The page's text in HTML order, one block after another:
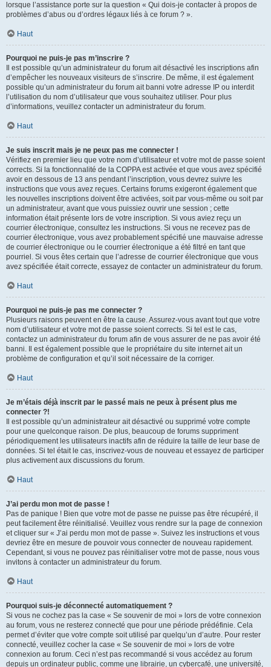
lorsque l’assistance porte sur la question « Qui dois-je contacter à propos de
problèmes d’abus ou d’ordres légaux liés à ce forum ? ».
Haut
Pourquoi ne puis-je pas m’inscrire ?
Il est possible qu’un administrateur du forum ait désactivé les inscriptions afin
d’empêcher les nouveaux visiteurs de s’inscrire. De même, il est également
possible qu’un administrateur du forum ait banni votre adresse IP ou interdit
l’utilisation du nom d’utilisateur que vous souhaitez utiliser. Pour plus
d’informations, veuillez contacter un administrateur du forum.
Haut
Je suis inscrit mais je ne peux pas me connecter !
Vérifiez en premier lieu que votre nom d’utilisateur et votre mot de passe soient
corrects. Si la fonctionnalité de la COPPA est activée et que vous avez spécifié
avoir en dessous de 13 ans pendant l’inscription, vous devrez suivre les
instructions que vous avez reçues. Certains forums exigeront également que
les nouvelles inscriptions doivent être activées, soit par vous-même ou soit par
un administrateur, avant que vous puissiez ouvrir une session ; cette
information était présente lors de votre inscription. Si vous aviez reçu un
courrier électronique, consultez les instructions. Si vous ne recevez pas de
courrier électronique, vous avez probablement spécifié une mauvaise adresse
de courrier électronique ou le courrier électronique a été filtré en tant que
pourriel. Si vous êtes certain que l’adresse de courrier électronique que vous
avez spécifiée était correcte, essayez de contacter un administrateur du forum.
Haut
Pourquoi ne puis-je pas me connecter ?
Plusieurs raisons peuvent en être la cause. Assurez-vous avant tout que votre
nom d’utilisateur et votre mot de passe soient corrects. Si tel est le cas,
contactez un administrateur du forum afin de vous assurer de ne pas avoir été
banni. Il est également possible que le propriétaire du site internet ait un
problème de configuration et qu’il soit nécessaire de la corriger.
Haut
Je m’étais déjà inscrit par le passé mais ne peux à présent plus me
connecter ?!
Il est possible qu’un administrateur ait désactivé ou supprimé votre compte
pour une quelconque raison. De plus, beaucoup de forums suppriment
périodiquement les utilisateurs inactifs afin de réduire la taille de leur base de
données. Si tel était le cas, inscrivez-vous de nouveau et essayez de participer
plus activement aux discussions du forum.
Haut
J’ai perdu mon mot de passe !
Pas de panique ! Bien que votre mot de passe ne puisse pas être récupéré, il
peut facilement être réinitialisé. Veuillez vous rendre sur la page de connexion
et cliquer sur « J’ai perdu mon mot de passe ». Suivez les instructions et vous
devriez être en mesure de pouvoir vous connecter de nouveau rapidement.
Cependant, si vous ne pouvez pas réinitialiser votre mot de passe, nous vous
invitons à contacter un administrateur du forum.
Haut
Pourquoi suis-je déconnecté automatiquement ?
Si vous ne cochez pas la case « Se souvenir de moi » lors de votre connexion
au forum, vous ne resterez connecté que pour une période prédéfinie. Cela
permet d’éviter que votre compte soit utilisé par quelqu’un d’autre. Pour rester
connecté, veuillez cocher la case « Se souvenir de moi » lors de votre
connexion au forum. Ceci n’est pas recommandé si vous accédez au forum
depuis un ordinateur public, comme une librairie, un cybercafé, une université,